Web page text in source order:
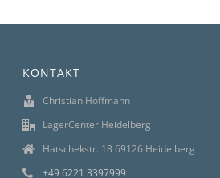
KONTAKT
Christian Hoffmann
LagerCenter Heidelberg
Hatschekstr. 18 69126 Heidelberg
+49 6221 3397999